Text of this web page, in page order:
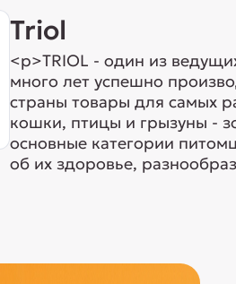
Triol
<p>TRIOL - один из
много лет успешно
страны товары для самых
кошки, птицы и грызуны -
основные категории
об их здоровье,